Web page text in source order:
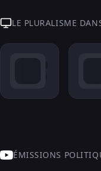
LE PLURALISME
ÉMISSIONS